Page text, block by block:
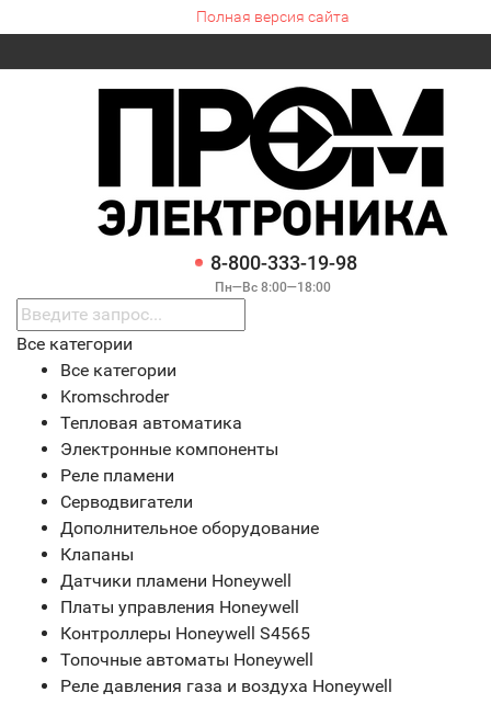
Полная версия сайта
8-800-333-19-98
Пн—Вс 8:00—18:00
Все категории
Все категории
Kromschroder
Тепловая автоматика
Электронные компоненты
Реле пламени
Серводвигатели
Дополнительное оборудование
Клапаны
Датчики пламени Honeywell
Платы управления Honeywell
Контроллеры Honeywell S4565
Топочные автоматы Honeywell
Реле давления газа и воздуха Honeywell